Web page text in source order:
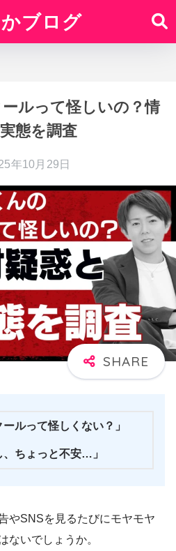
ブログ
ルって怪しいの？情
態を調査
年10月29日
ルって怪しくない？」
、ちょっと不安…」
やSNSを見るたびにモヤモヤ
ないでしょうか。